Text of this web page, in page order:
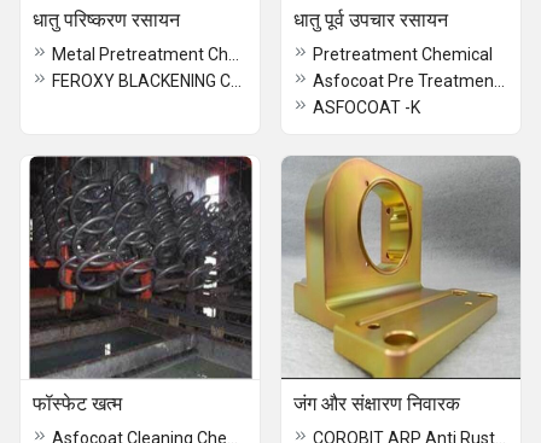
धातु परिष्करण रसायन धातु पूर्व उपचार रसायन
Pretreatment Chemical
ASFOCOAT -K
फॉस्फेट खत्म जंग और संक्षारण निवारक